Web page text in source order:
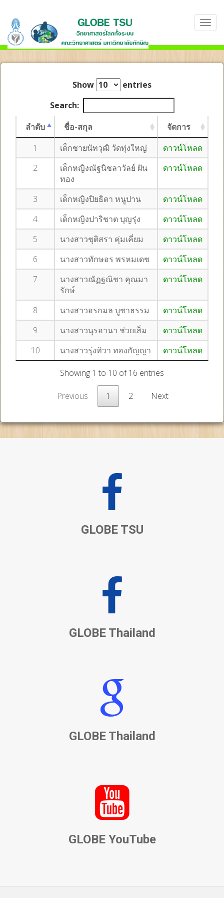
Show
entries
Search:
ลำดับ
ชื่อ-สกุล
จัดการ
1
เด็กชายนัทวุฒิ วัดทุ่งใหญ่
ดาวน์โหลด
2
เด็กหญิงณัฐนิชลาวัลย์ ฝัน
ทอง
ดาวน์โหลด
3 เด็กหญิงปิยธิดา หนูปาน
ดาวน์โหลด
4
เด็กหญิงปาริชาต บุญรุ่ง
ดาวน์โหลด
5
นางสาวชุติสรา คุ่มเคี่ยม
ดาวน์โหลด
6
นางสาวทักษอร พรหมเดช
ดาวน์โหลด
7
นางสาวณัฏฐณิชา คุณมา
รักษ์
ดาวน์โหลด
8 นางสาวอรกมล บูชาธรรม
ดาวน์โหลด
9
นางสาวนุรฮานา ช่วยเส็ม
ดาวน์โหลด
10
นางสาวรุ่งทิวา ทองกัญญา ดาวน์โหลด
Showing 1 to 10 of 16 entries
Previous 1 2 Next
GLOBE TSU
GLOBE Thailand
GLOBE Thailand
GLOBE YouTube